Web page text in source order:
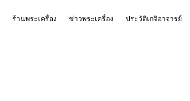
ร้านพระเครื่อง ข่าวพระเครื่อง ประวัติเกจิอาจารย์